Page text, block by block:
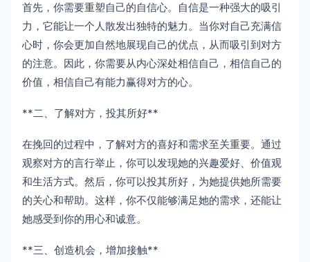
首先，你需要重塑自己的自信心。自信是一种强大的吸引
力，它能让一个人散发出独特的魅力。当你对自己充满信
心时，你会更加自然地展现自己的优点，从而吸引到对方
的注意。因此，你需要从内心深处相信自己，相信自己的
价值，相信自己有能力赢得对方的心。
**二、了解对方，投其所好**
在挽回的过程中，了解对方的喜好和需求至关重要。通过
观察对方的言行举止，你可以发现她的兴趣爱好、价值观
和生活方式。然后，你可以投其所好，为她提供她所需要
的关心和帮助。这样，你不仅能够满足她的需求，还能让
她感受到你的用心和诚意。
**三、创造机会，增加接触**